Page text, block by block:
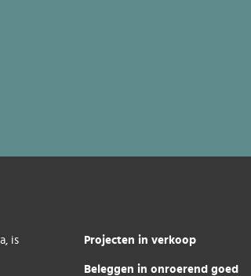
is
Projecten in verkoop
Beleggen in onroerend goed